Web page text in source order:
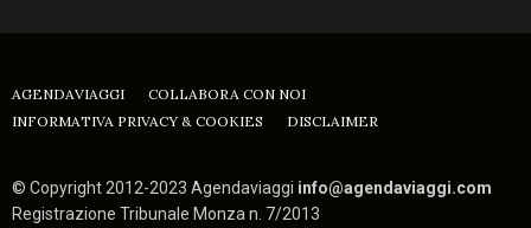
AGENDAVIAGGI
COLLABORA CON NOI
INFORMATIVA PRIVACY & COOKIES
DISCLAIMER
© Copyright 2012-2023 Agendaviaggi info@agendaviaggi.com
Registrazione Tribunale Monza n. 7/2013